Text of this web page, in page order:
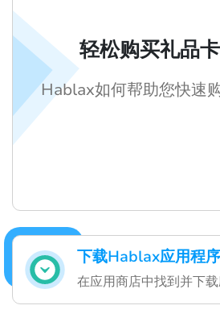
下载Hablax应用程
在应用商店中找到并下
轻松购买礼品
Hablax如何帮助您快速